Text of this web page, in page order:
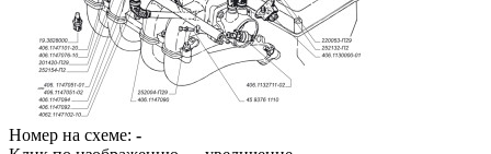
Номер на схеме: -